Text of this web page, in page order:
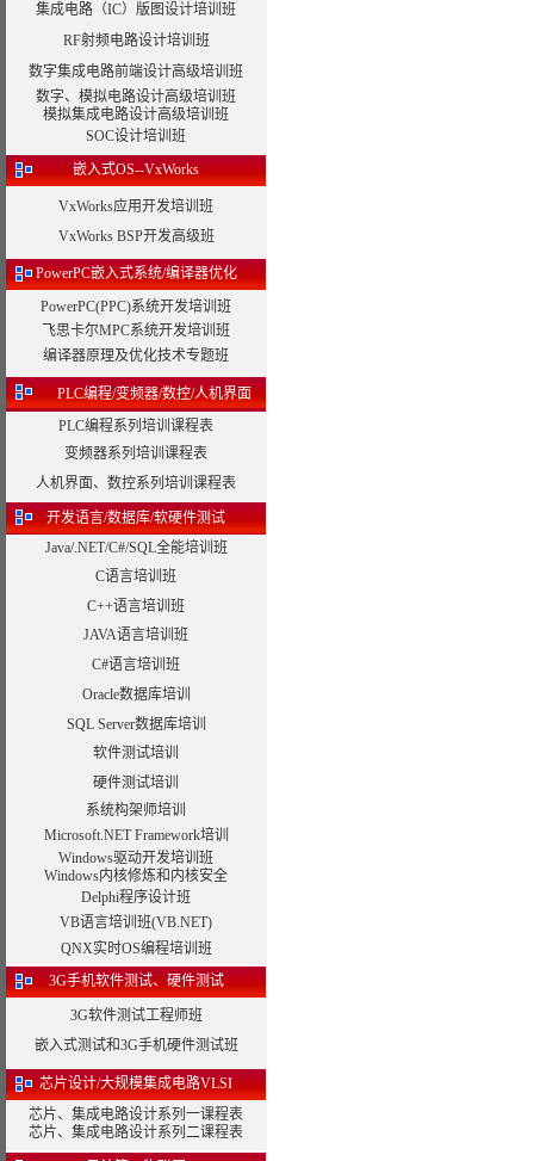
集成电路（IC）版图设计培训班
RF射频电路设计培训班
数字集成电路前端设计高级培训班
数字、模拟电路设计高级培训班
模拟集成电路设计高级培训班
SOC设计培训班
嵌入式OS--VxWorks
VxWorks应用开发培训班
VxWorks BSP开发高级班
PowerPC嵌入式系统/编译器优化
PowerPC(PPC)系统开发培训班
飞思卡尔MPC系统开发培训班
编译器原理及优化技术专题班
PLC编程/变频器/数控/人机界面
PLC编程系列培训课程表
变频器系列培训课程表
人机界面、数控系列培训课程表
开发语言/数据库/软硬件测试
Java/.NET/C#/SQL全能培训班
C语言培训班
C++语言培训班
JAVA语言培训班
C#语言培训班
Oracle数据库培训
SQL Server数据库培训
软件测试培训
硬件测试培训
系统构架师培训
Microsoft.NET Framework培训
Windows驱动开发培训班
Windows内核修炼和内核安全
Delphi程序设计班
VB语言培训班(VB.NET)
QNX实时OS编程培训班
3G手机软件测试、硬件测试
3G软件测试工程师班
嵌入式测试和3G手机硬件测试班
芯片设计/大规模集成电路VLSI
芯片、集成电路设计系列一课程表
芯片、集成电路设计系列二课程表